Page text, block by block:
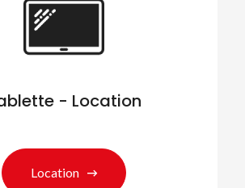
- Location
Location